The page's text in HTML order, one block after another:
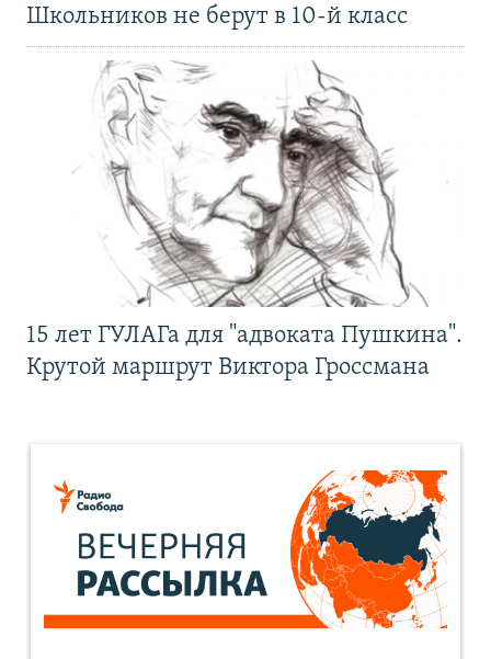
Школьников не берут в 10-й класс
15 лет ГУЛАГа для "адвоката Пушкина".
Крутой маршрут Виктора Гроссмана